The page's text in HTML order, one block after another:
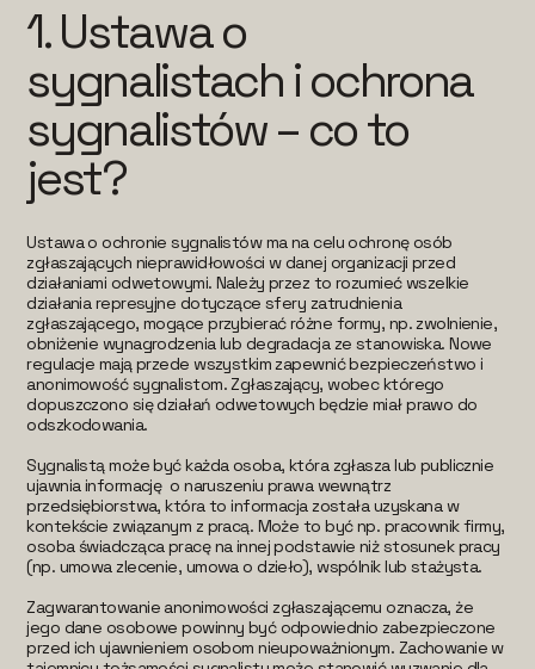
1. Ustawa o
sygnalistach i ochrona
sygnalistów – co to
jest?
Ustawa o ochronie sygnalistów ma na celu ochronę osób
zgłaszających nieprawidłowości w danej organizacji przed
działaniami odwetowymi. Należy przez to rozumieć wszelkie
działania represyjne dotyczące sfery zatrudnienia
zgłaszającego, mogące przybierać różne formy, np. zwolnienie,
obniżenie wynagrodzenia lub degradacja ze stanowiska. Nowe
regulacje mają przede wszystkim zapewnić bezpieczeństwo i
anonimowość sygnalistom. Zgłaszający, wobec którego
dopuszczono się działań odwetowych będzie miał prawo do
odszkodowania.
Sygnalistą może być każda osoba, która zgłasza lub publicznie
ujawnia informację o naruszeniu prawa wewnątrz
przedsiębiorstwa, która to informacja została uzyskana w
kontekście związanym z pracą. Może to być np. pracownik firmy,
osoba świadcząca pracę na innej podstawie niż stosunek pracy
(np. umowa zlecenie, umowa o dzieło), wspólnik lub stażysta.
Zagwarantowanie anonimowości zgłaszającemu oznacza, że
jego dane osobowe powinny być odpowiednio zabezpieczone
przed ich ujawnieniem osobom nieupoważnionym. Zachowanie w